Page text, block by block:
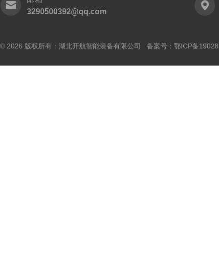
3290500392@qq.com
© 2026 版权所有：湖北开航智能装备有限公司 备案号： 鄂ICP备